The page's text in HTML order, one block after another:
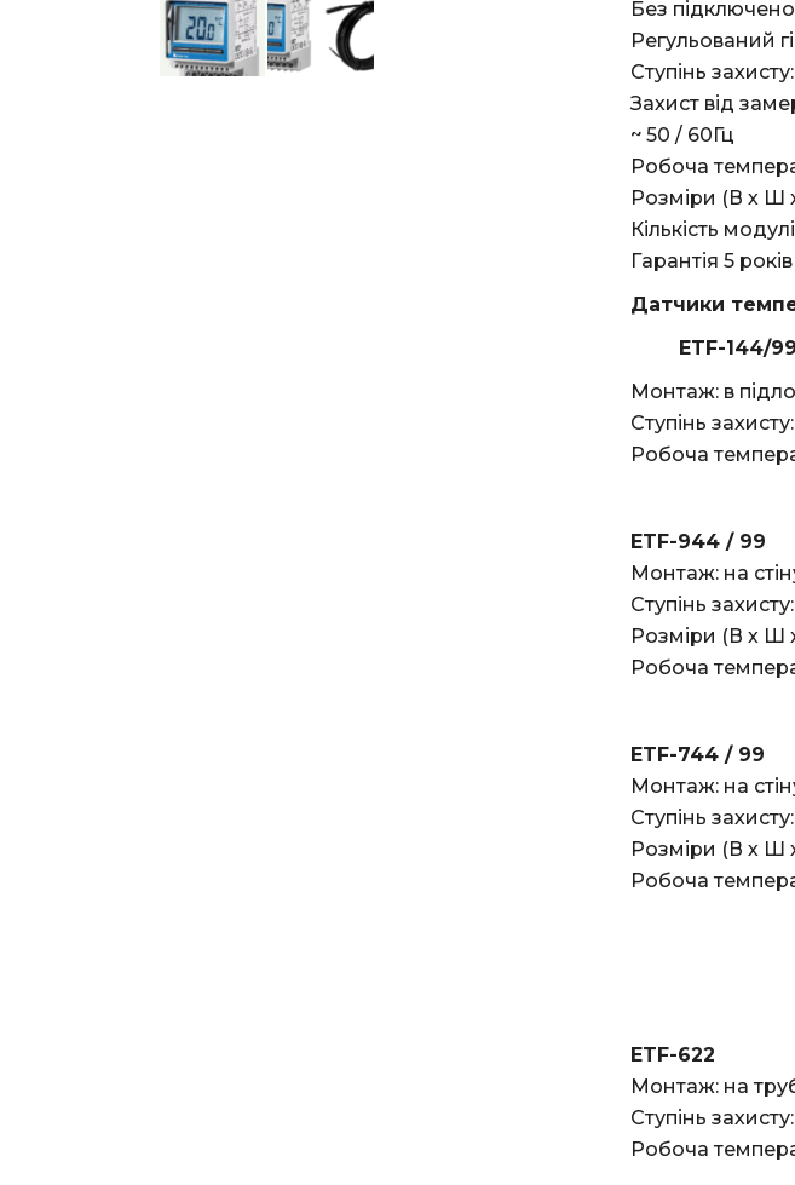
Без
Регульований
Ступінь
Захист від
~ 50 / 60Гц
Робоча
Розміри (В х Ш
Кількість
Гарантія 5 років
Датчики
ETF-144/99
Монтаж: в
Ступінь
Робоча
ETF-944 / 99
Монтаж: на
Ступінь
Розміри (В х Ш
Робоча
ETF-744 / 99
Монтаж: на
Ступінь
Розміри (В х Ш
Робоча
ETF-622
Монтаж: на
Ступінь
Робоча